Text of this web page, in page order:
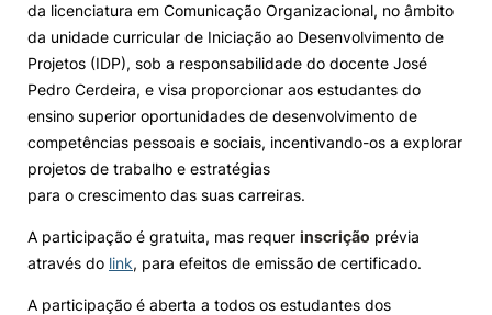
da licenciatura em Comunicação Organizacional, no âmbito
da unidade curricular de Iniciação ao Desenvolvimento de
Projetos (IDP), sob a responsabilidade do docente José
Pedro Cerdeira, e visa proporcionar aos estudantes do
ensino superior oportunidades de desenvolvimento de
competências pessoais e sociais, incentivando-os a explorar
projetos de trabalho e estratégias
para o crescimento das suas carreiras.
A participação é gratuita, mas requer inscrição prévia
através do link, para efeitos de emissão de certificado.
A participação é aberta a todos os estudantes dos